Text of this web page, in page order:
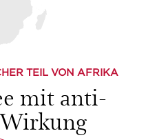
TEIL VON AFRIKA
mit anti-